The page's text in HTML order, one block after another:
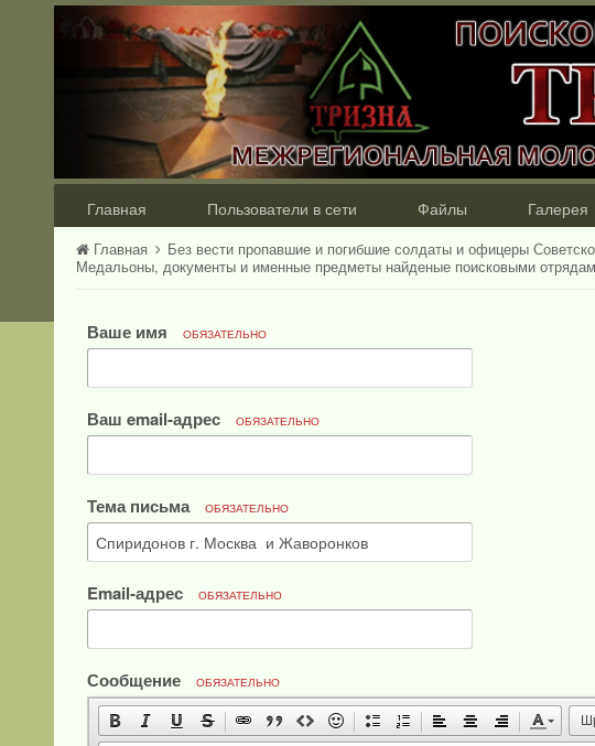
Главная Пользователи в сети Файлы Галерея
Главная
Без вести пропавшие и погибшие солдаты и офицеры
Медальоны, документы и именные предметы найденые поисковыми
Ваше имя ОБЯЗАТЕЛЬНО
Ваш email-адрес ОБЯЗАТЕЛЬНО
Тема письма ОБЯЗАТЕЛЬНО
Email-адрес ОБЯЗАТЕЛЬНО
Сообщение ОБЯЗАТЕЛЬНО